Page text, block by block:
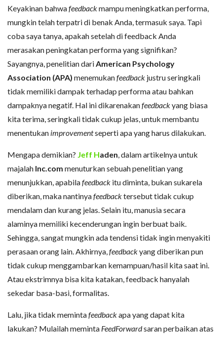
Keyakinan bahwafeedbackmampu meningkatkan performa,
mungkin telah terpatri di benak Anda, termasuk saya. Tapi
coba saya tanya, apakah setelah di feedback Anda
merasakan peningkatan performa yang signifikan?
Sayangnya, penelitian dariAmerican Psychology
Association (APA) menemukanfeedback justru seringkali
tidak memiliki dampak terhadap performa atau bahkan
dampaknya negatif. Hal ini dikarenakanfeedbackyang biasa
kita terima, seringkali tidak cukup jelas, untuk membantu
menentukan improvementseperti apa yang harus dilakukan.
Mengapa demikian? Jeff Haden, dalam artikelnya untuk
majalah Inc.com menuturkan sebuah penelitian yang
menunjukkan, apabilafeedback itu diminta, bukan sukarela
diberikan, maka nantinyafeedbacktersebut tidak cukup
mendalam dan kurang jelas. Selain itu, manusia secara
alaminya memiliki kecenderungan ingin berbuat baik.
Sehingga, sangat mungkin ada tendensi tidak ingin menyakiti
perasaan orang lain. Akhirnya,feedbackyang diberikan pun
tidak cukup menggambarkan kemampuan/hasil kita saat ini.
Atau ekstrimnya bisa kita katakan, feedback hanyalah
sekedar basa-basi, formalitas.
Lalu, jika tidak memintafeedbackapa yang dapat kita
lakukan? Mulailah meminta FeedForwardsaran perbaikan atas